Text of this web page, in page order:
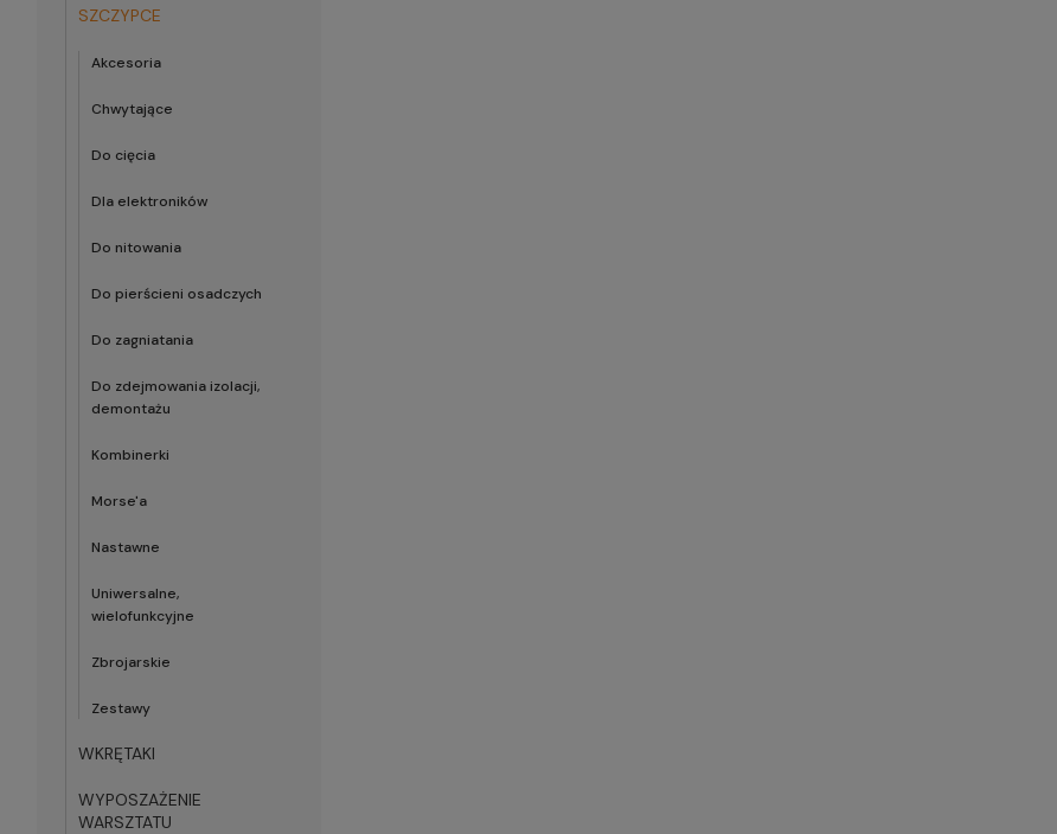
SZCZYPCE
Akcesoria
Chwytające
Do cięcia
Dla elektroników
Do nitowania
Do pierścieni osadczych
Do zagniatania
Do zdejmowania izolacji,
demontażu
Kombinerki
Morse'a
Nastawne
Uniwersalne,
wielofunkcyjne
Zbrojarskie
Zestawy
WKRĘTAKI
WYPOSZAŻENIE
WARSZTATU